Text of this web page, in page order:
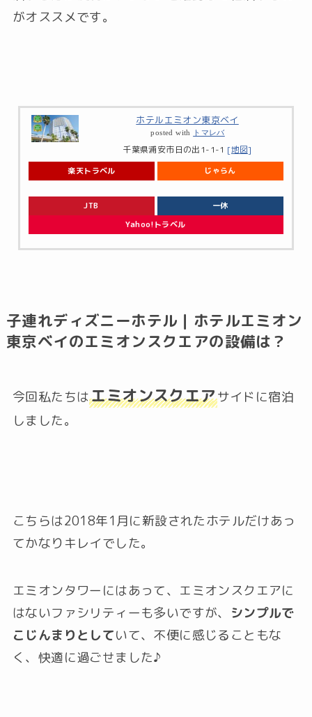
がオススメです。
ホテルエミオン東京ベイ
posted with トマレバ
千葉県浦安市日の出1-1-1 [地図]
楽天トラベル じゃらん
JTB
一休
Yahoo!トラベル
子連れディズニーホテル｜ホテルエミオン
東京ベイのエミオンスクエアの設備は？
今回私たちはエミオンスクエアサイドに宿泊
しました。
こちらは2018年1月に新設されたホテルだけあっ
てかなりキレイでした。
エミオンタワーにはあって、エミオンスクエアに
はないファシリティーも多いですが、 シンプルで
こじんまりとしていて、不便に感じることもな
く、快適に過ごせました♪